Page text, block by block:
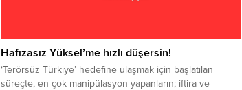
Hafızasız Yüksel’me hızlı düşersin!
‘Terörsüz Türkiye’ hedefine ulaşmak için başlatılan
süreçte, en çok manipülasyon yapanların; iftira ve